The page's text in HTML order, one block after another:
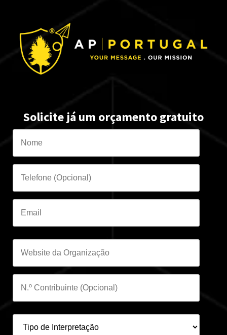
Solicite já um orçamento gratuito